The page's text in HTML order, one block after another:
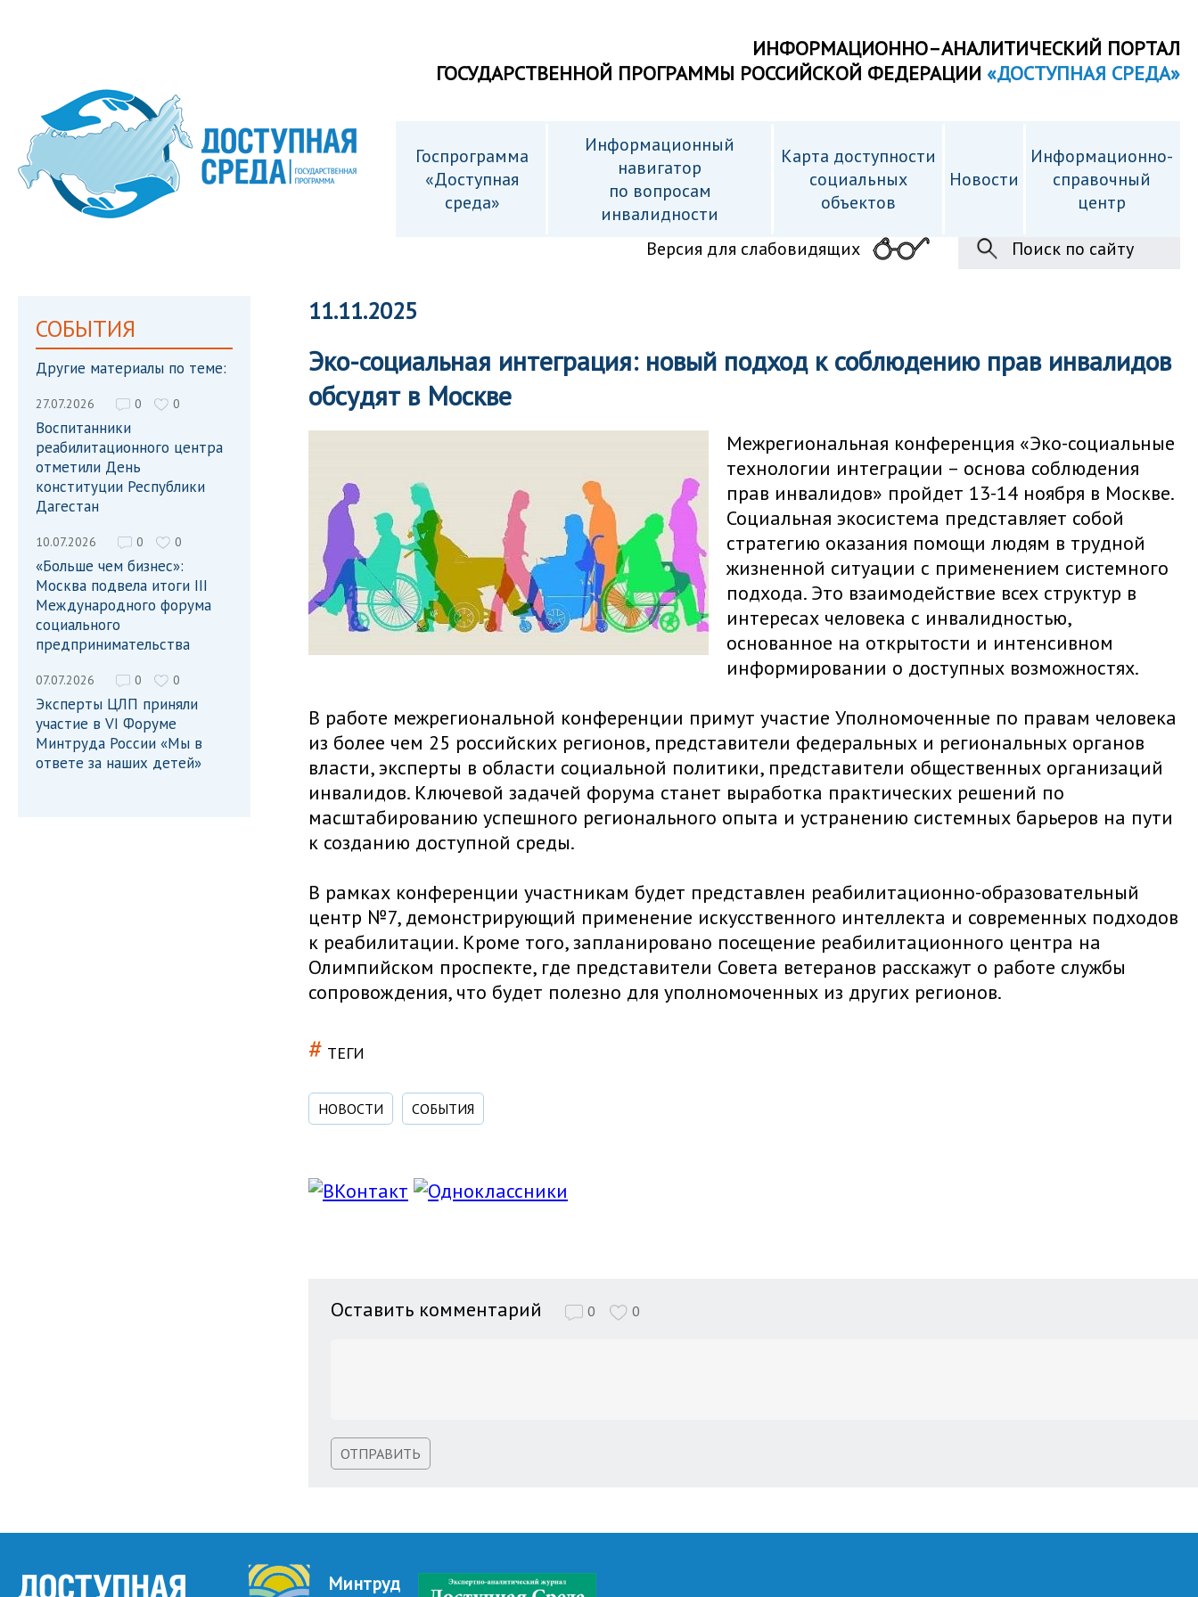
ИНФОРМАЦИОННО–АНАЛИТИЧЕСКИЙ ПОРТАЛ
ГОСУДАРСТВЕННОЙ ПРОГРАММЫ РОССИЙСКОЙ ФЕДЕРАЦИИ «ДОСТУПНАЯ СРЕДА»
Госпрограмма
«Доступная
среда»
Информационный
навигатор
по вопросам
инвалидности
Карта доступности
cоциальных
объектов
Новости
Информационно-
справочный
центр
Версия для слабовидящих
Поиск по сайту
СОБЫТИЯ
Другие материалы по теме:
27.07.2026 0 0
Воспитанники
реабилитационного центра
отметили День
конституции Республики
Дагестан
10.07.2026 0 0
«Больше чем бизнес»:
Москва подвела итоги III
Международного форума
социального
предпринимательства
07.07.2026 0 0
Эксперты ЦЛП приняли
участие в VI Форуме
Минтруда России «Мы в
ответе за наших детей»
11.11.2025
Эко-социальная интеграция: новый подход к соблюдению прав инвалидов
обсудят в Москве
Межрегиональная конференция «Эко-социальные
технологии интеграции – основа соблюдения
прав инвалидов» пройдет 13-14 ноября в Москве.
Социальная экосистема представляет собой
стратегию оказания помощи людям в трудной
жизненной ситуации с применением системного
подхода. Это взаимодействие всех структур в
интересах человека с инвалидностью,
основанное на открытости и интенсивном
информировании о доступных возможностях.
В работе межрегиональной конференции примут участие Уполномоченные по правам человека
из более чем 25 российских регионов, представители федеральных и региональных органов
власти, эксперты в области социальной политики, представители общественных организаций
инвалидов. Ключевой задачей форума станет выработка практических решений по
масштабированию успешного регионального опыта и устранению системных барьеров на пути
к созданию доступной среды.
В рамках конференции участникам будет представлен реабилитационно-образовательный
центр №7, демонстрирующий применение искусственного интеллекта и современных подходов
к реабилитации. Кроме того, запланировано посещение реабилитационного центра на
Олимпийском проспекте, где представители Совета ветеранов расскажут о работе службы
сопровождения, что будет полезно для уполномоченных из других регионов.
# ТЕГИ
НОВОСТИ СОБЫТИЯ
Оставить комментарий 0 0
ОТПРАВИТЬ
Минтруд